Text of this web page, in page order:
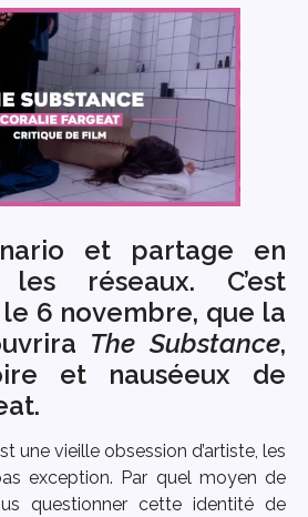
et partage en
réseaux. C’est
6 novembre, que la
The Substance,
et nauséeux de
une vieille obsession d’artiste, les
exception. Par quel moyen de
questionner cette identité de